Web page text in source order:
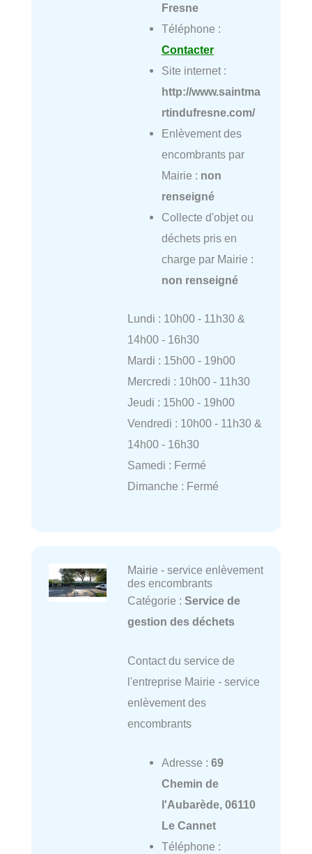
Fresne
Téléphone :
Contacter
Site internet :
http://www.saintma
rtindufresne.com/
Enlèvement des
encombrants par
Mairie : non
renseigné
Collecte d'objet ou
déchets pris en
charge par Mairie :
non renseigné
Lundi : 10h00 - 11h30 &
14h00 - 16h30
Mardi : 15h00 - 19h00
Mercredi : 10h00 - 11h30
Jeudi : 15h00 - 19h00
Vendredi : 10h00 - 11h30 &
14h00 - 16h30
Samedi : Fermé
Dimanche : Fermé
Mairie - service enlèvement
des encombrants
Catégorie : Service de
gestion des déchets
Contact du service de
l'entreprise Mairie - service
enlèvement des
encombrants
Adresse : 69
Chemin de
l'Aubarède, 06110
Le Cannet
Téléphone :